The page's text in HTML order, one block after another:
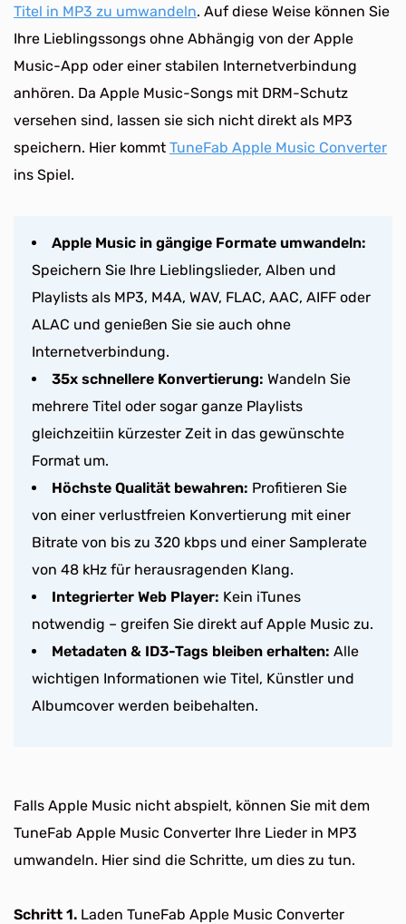
Titel in MP3 zu umwandeln. Auf diese Weise können Sie
Ihre Lieblingssongs ohne Abhängig von der Apple
Music-App oder einer stabilen Internetverbindung
anhören. Da Apple Music-Songs mit DRM-Schutz
versehen sind, lassen sie sich nicht direkt als MP3
speichern. Hier kommt TuneFab Apple Music Converter
ins Spiel.
Apple Music in gängige Formate umwandeln:
Speichern Sie Ihre Lieblingslieder, Alben und
Playlists als MP3, M4A, WAV, FLAC, AAC, AIFF oder
ALAC und genießen Sie sie auch ohne
Internetverbindung.
35x schnellere Konvertierung: Wandeln Sie
mehrere Titel oder sogar ganze Playlists
gleichzeitiin kürzester Zeit in das gewünschte
Format um.
Höchste Qualität bewahren: Profitieren Sie
von einer verlustfreien Konvertierung mit einer
Bitrate von bis zu 320 kbps und einer Samplerate
von 48 kHz für herausragenden Klang.
Integrierter Web Player: Kein iTunes
notwendig – greifen Sie direkt auf Apple Music zu.
Metadaten & ID3-Tags bleiben erhalten: Alle
wichtigen Informationen wie Titel, Künstler und
Albumcover werden beibehalten.
Falls Apple Music nicht abspielt, können Sie mit dem
TuneFab Apple Music Converter Ihre Lieder in MP3
umwandeln. Hier sind die Schritte, um dies zu tun.
Schritt 1. Laden TuneFab Apple Music Converter